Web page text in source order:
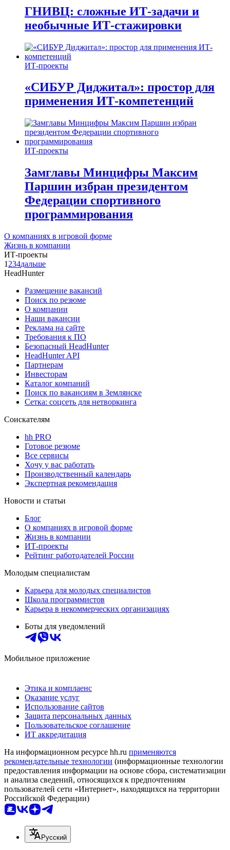
ГНИВЦ: сложные ИТ‑задачи и
необычные ИТ‑стажировки
ИТ-проекты
«СИБУР Диджитал»: простор для
применения ИТ-компетенций
ИТ-проекты
Замглавы Минцифры Максим
Паршин избран президентом
Федерации спортивного
программирования
О компаниях в игровой форме
Жизнь в компании
ИТ-проекты
1 234дальше
HeadHunter
Размещение вакансий
Поиск по резюме
О компании
Наши вакансии
Реклама на сайте
Требования к ПО
Безопасный HeadHunter
HeadHunter API
Партнерам
Инвесторам
Каталог компаний
Поиск по вакансиям в Землянске
Сетка: соцсеть для нетворкинга
Соискателям
hh PRO
Готовое резюме
Все сервисы
Хочу у вас работать
Производственный календарь
Экспертная рекомендация
Новости и статьи
Блог
О компаниях в игровой форме
Жизнь в компании
ИТ-проекты
Рейтинг работодателей России
Молодым специалистам
Карьера для молодых специалистов
Школа программистов
Карьера в некоммерческих организациях
Боты для уведомлений
Мобильное приложение
Этика и комплаенс
Оказание услуг
Использование сайтов
Защита персональных данных
Пользовательское соглашение
ИТ аккредитация
На информационном ресурсе hh.ru применяются
рекомендательные технологии (информационные технологии
предоставления информации на основе сбора, систематизации
и анализа сведений, относящихся к предпочтениям
пользователей сети «Интернет», находящихся на территории
Российской Федерации)
Русский